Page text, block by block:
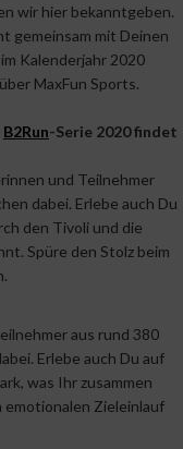
wir hier bekanntgeben.
gemeinsam mit Deinen
Kalenderjahr 2020
MaxFun Sports.
B2Run-Serie 2020 findet
und Teilnehmer
dabei. Erlebe auch Du
den Tivoli und die
Spüre den Stolz beim
aus rund 380
Erlebe auch Du auf
was Ihr zusammen
emotionalen Zieleinlauf